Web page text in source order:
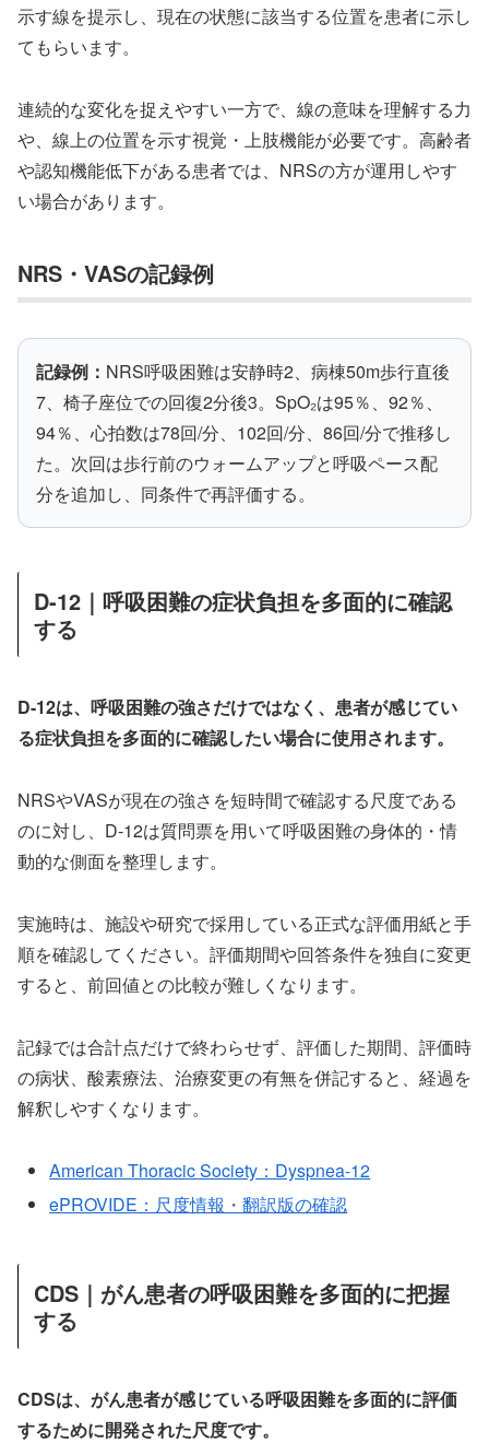
示す線を提示し、現在の状態に該当する位置を患者に示し
てもらいます。
連続的な変化を捉えやすい一方で、線の意味を理解する力
や、線上の位置を示す視覚・上肢機能が必要です。高齢者
や認知機能低下がある患者では、NRSの方が運用しやす
い場合があります。
NRS・VASの記録例
記録例： NRS呼吸困難は安静時2、病棟50m歩行直後
7、椅子座位での回復2分後3。SpO₂は95％、92％、
94％、心拍数は78回/分、102回/分、86回/分で推移し
た。次回は歩行前のウォームアップと呼吸ペース配
分を追加し、同条件で再評価する。
D-12｜呼吸困難の症状負担を多面的に確認
する
D-12は、呼吸困難の強さだけではなく、患者が感じてい
る症状負担を多面的に確認したい場合に使用されます。
NRSやVASが現在の強さを短時間で確認する尺度である
のに対し、D-12は質問票を用いて呼吸困難の身体的・情
動的な側面を整理します。
実施時は、施設や研究で採用している正式な評価用紙と手
順を確認してください。評価期間や回答条件を独自に変更
すると、前回値との比較が難しくなります。
記録では合計点だけで終わらせず、評価した期間、評価時
の病状、酸素療法、治療変更の有無を併記すると、経過を
解釈しやすくなります。
American Thoracic Society：Dyspnea-12
ePROVIDE：尺度情報・翻訳版の確認
CDS｜がん患者の呼吸困難を多面的に把握
する
CDSは、がん患者が感じている呼吸困難を多面的に評価
するために開発された尺度です。